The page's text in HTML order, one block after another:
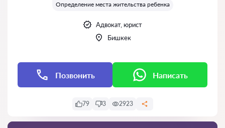
Определение места жительства ребенка
Адвокат, юрист
Бишкек
Позвонить Написать
79 3 2923